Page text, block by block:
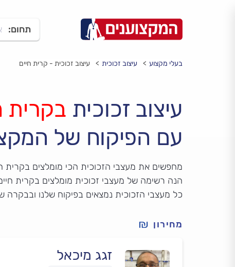
תחום:
בעלי מקצוע עיצוב זכוכית עיצוב זכוכית - קרית חיים
עיצוב זכוכית בקרית
עם הפיקוח של
מחפשים את מעצבי הזכוכית הכי מומלצים בקרית
הנה רשימה של מעצבי זכוכית מומלצים בקרית
כל מעצבי הזכוכית נמצאים בפיקוח שלנו ובבקרה
מחירון
זגג מיכאל